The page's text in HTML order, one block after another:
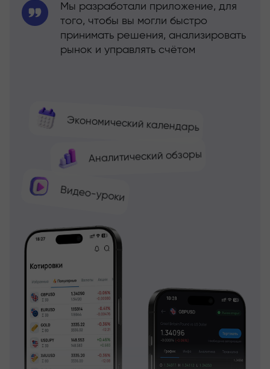
Экономический календарь
Аналитический обзоры
Видео-уроки
Мы разработали приложение, для
того, чтобы вы могли быстро
принимать решения, анализировать
рынок и управлять счётом